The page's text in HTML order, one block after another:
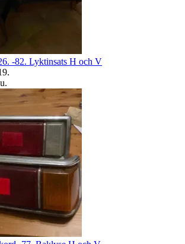
-82. Lyktinsats H och V
.
.